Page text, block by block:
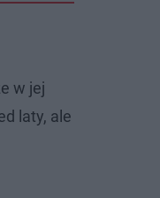
w jej
laty, ale